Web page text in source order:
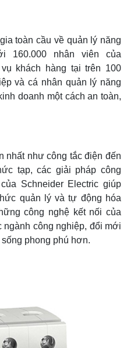
toàn cầu về quản lý năng
160.000 nhân viên của
khách hàng tại trên 100
và cá nhân quản lý năng
doanh một cách an toàn,
nhất như công tắc điện đến
tạp, các giải pháp công
Schneider Electric giúp
quản lý và tự động hóa
công nghệ kết nối của
công nghiệp, đổi mới
phong phú hơn.